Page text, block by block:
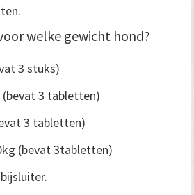
welke gewicht hond?
3 stuks)
3 tabletten)
3 tabletten)
(bevat 3tabletten)